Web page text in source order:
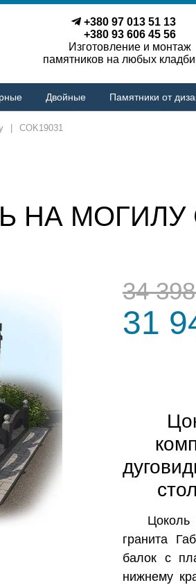
+380 97 013 51 13
+380 93 606 45 56
Изготовление и монтаж
памятников на любых
Двойные Памятники от
COK19031
НА МОГИЛУ
34
31
Цоколь
гранита
балок с
нижнему